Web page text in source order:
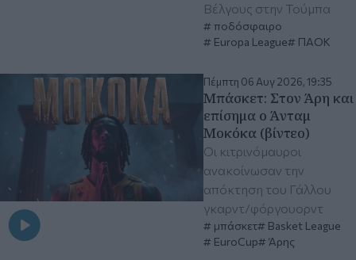
Βέλγους στην Τούμπα
ποδόσφαιρο
Europa League
ΠΑΟΚ
Πέμπτη 06 Αυγ 2026, 19:35
Μπάσκετ: Στον Άρη και
επίσημα ο Άνταμ
Μοκόκα (βίντεο)
Οι κιτρινόμαυροι
ανακοίνωσαν την
απόκτηση του Γάλλου
γκαρντ/φόργουορντ
μπάσκετ
Basket League
EuroCup
Άρης